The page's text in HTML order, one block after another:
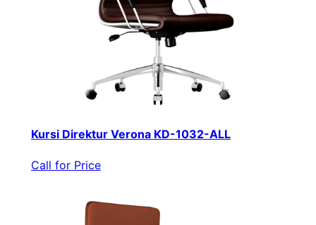
Kursi Direktur Verona KD-1032-ALL
Call for Price